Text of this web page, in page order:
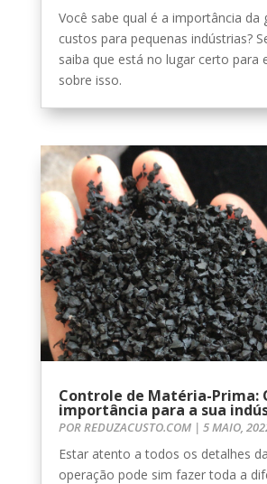
Você sabe qual é a importância da
custos para pequenas indústrias?
saiba que está no lugar certo para
sobre isso.
Controle de Matéria-Prima:
importância para a sua
PORREDUZACUSTO.COM| 5 MAIO,
Estar atento a todos os detalhes
operação pode sim fazer toda a